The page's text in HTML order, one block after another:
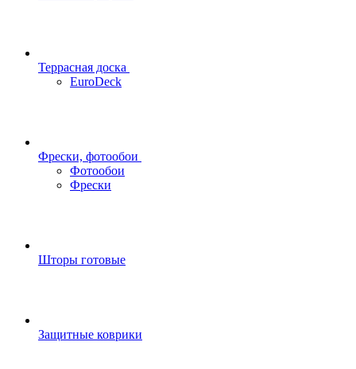
Террасная доска
EuroDeck
Фрески, фотообои
Фотообои
Фрески
Шторы готовые
Защитные коврики